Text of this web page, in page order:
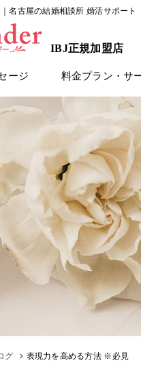
名古屋の結婚相談所 婚活サポート
IBJ正規加盟店
ージ 料金プラン・サ
グ 表現力を高める方法 ※必見